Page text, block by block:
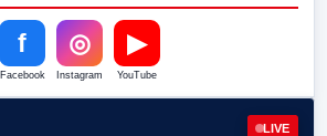
f
Facebook
◎
Instagram
▶
YouTube
LIVE